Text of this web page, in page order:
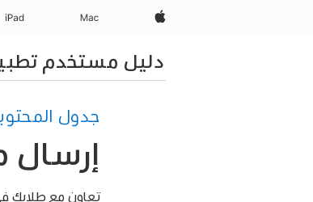
Apple‏
Mac
iPad‏
دليل مستخدم
جدول
إرسال
تعاون مع طلابك